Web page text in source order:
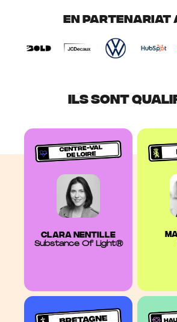
EN PARTENARIAT
ILS SONT
Clara NEntille
Substance Of Light®